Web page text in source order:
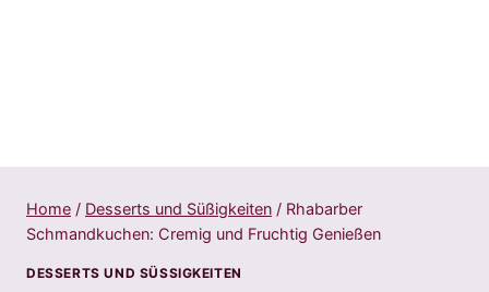
Home / Desserts und Süßigkeiten / Rhabarber
Schmandkuchen: Cremig und Fruchtig Genießen
DESSERTS UND SÜSSIGKEITEN